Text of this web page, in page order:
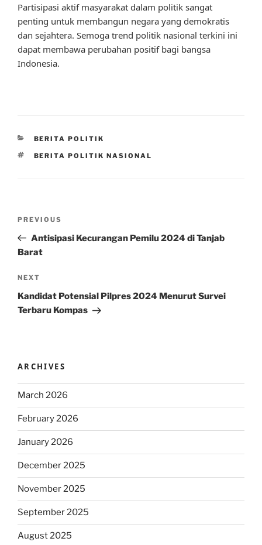
Partisipasi aktif masyarakat dalam politik sangat
penting untuk membangun negara yang demokratis
dan sejahtera. Semoga trend politik nasional terkini ini
dapat membawa perubahan positif bagi bangsa
Indonesia.
CATEGORIES
BERITA POLITIK
TAGS
BERITA POLITIK NASIONAL
Previous
Post
PREVIOUS
Antisipasi Kecurangan Pemilu 2024 di Tanjab
Barat
Next
Post
NEXT
Kandidat Potensial Pilpres 2024 Menurut Survei
Terbaru Kompas
ARCHIVES
March 2026
February 2026
January 2026
December 2025
November 2025
September 2025
August 2025